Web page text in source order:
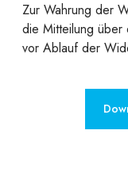
Zur Wahrung der
die Mitteilung
vor Ablauf der